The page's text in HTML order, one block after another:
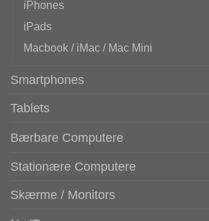
iPhones
iPads
Macbook / iMac / Mac Mini
Smartphones
Tablets
Bærbare Computere
Stationære Computere
Skærme / Monitors